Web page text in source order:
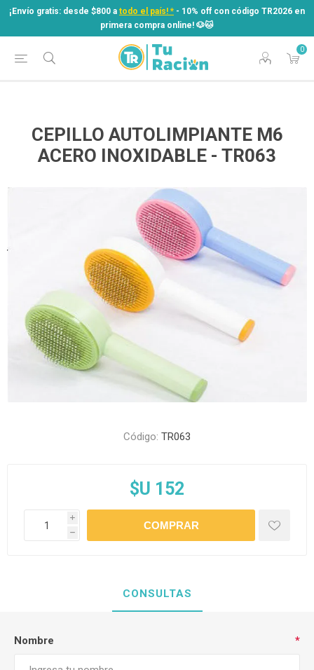
¡Envío gratis: desde $800 a todo el país! * - 10% off con código TR2026 en
primera compra online! ​🐶​🐱
0
¡Envío gratis: desde $800 atodo el país! *
- 10% off con código TR2026 en
primera compra online! ​🐶​🐱
CEPILLO AUTOLIMPIANTE M6
ACERO INOXIDABLE - TR063
Código: TR063
$U 152
i
h
CONSULTAS
Nombre *